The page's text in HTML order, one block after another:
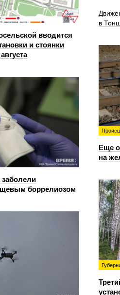
вводится
и стоянки
в
Еще
на
заболели
боррелиозом